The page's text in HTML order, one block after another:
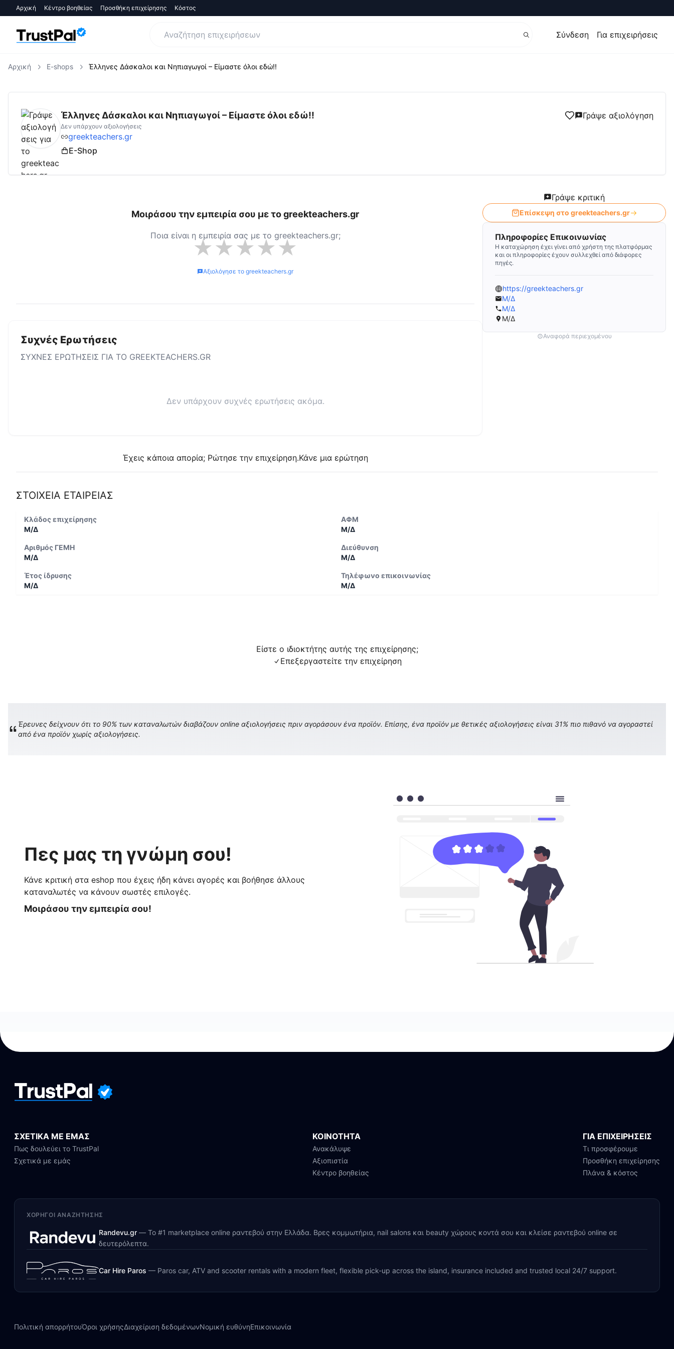
Αρχική Κέντρο βοηθείας Προσθήκη επιχείρησης Κόστος
Σύνδεση Για επιχειρήσεις
Αρχική E-shops Έλληνες Δάσκαλοι και Νηπιαγωγοί – Είμαστε όλοι εδώ!!
greekteachers.grΑξιολογήσεις | Δες Αξιολογήσεις και Κριτικές για
Έλληνες Δάσκαλοι και Νηπιαγωγοί – Είμαστε όλοι εδώ!! Γράψε αξιολόγηση
Δεν υπάρχουν αξιολογήσεις
greekteachers.gr
E-Shop
Μοιράσου την εμπειρία σου με τοgreekteachers.gr
Ποια είναι η εμπειρία σας με το greekteachers.gr;
★★★★★
Αξιολόγησε το greekteachers.gr
Συχνές Ερωτήσεις
ΣΥΧΝΕΣ ΕΡΩΤΗΣΕΙΣ ΓΙΑ ΤΟ GREEKTEACHERS.GR
Δεν υπάρχουν συχνές ερωτήσεις ακόμα.
Έχεις κάποια απορία; Ρώτησε την επιχείρηση.Κάνε μια ερώτηση
Γράψε κριτική
Επίσκεψη στο greekteachers.gr
Πληροφορίες Επικοινωνίας
Η καταχώρηση έχει γίνει από χρήστη της πλατφόρμας
και οι πληροφορίες έχουν συλλεχθεί από διάφορες
πηγές.
https://greekteachers.gr
Μ/Δ
Μ/Δ
Μ/Δ
Αναφορά περιεχομένου
ΣΤΟΙΧΕΙΑ ΕΤΑΙΡΕΙΑΣ
Κλάδος επιχείρησης
Μ/Δ
ΑΦΜ
Μ/Δ
Αριθμός ΓΕΜΗ
Μ/Δ
Διεύθυνση
Μ/Δ
Έτος ίδρυσης
Μ/Δ
Τηλέφωνο επικοινωνίας
Μ/Δ
Είστε ο ιδιοκτήτης αυτής της επιχείρησης;
Επεξεργαστείτε την επιχείρηση
Έρευνες δείχνουν ότι το 90% των καταναλωτών διαβάζουν online αξιολογήσεις πριν αγοράσουν ένα προϊόν. Επίσης, ένα προϊόν με θετικές αξιολογήσεις είναι 31% πιο πιθανό να αγοραστεί
από ένα προϊόν χωρίς αξιολογήσεις.
Πες μας τη γνώμη σου!
Κάνε κριτική στα eshop που έχεις ήδη κάνει αγορές και βοήθησε άλλους
καταναλωτές να κάνουν σωστές επιλογές.
Μοιράσου την εμπειρία σου!
ΣΧΕΤΙΚΑ ΜΕ ΕΜΑΣ
Πως δουλεύει το TrustPal
Σχετικά με εμάς
ΚΟΙΝΟΤΗΤΑ
Ανακάλυψε
Αξιοπιστία
Κέντρο βοηθείας
ΓΙΑ ΕΠΙΧΕΙΡΗΣΕΙΣ
Τι προσφέρουμε
Προσθήκη επιχείρησης
Πλάνα & κόστος
ΧΟΡΗΓΟΊ ΑΝΑΖΉΤΗΣΗΣ
Randevu.gr — Το #1 marketplace online ραντεβού στην Ελλάδα. Βρες κομμωτήρια, nail salons και beauty χώρους κοντά σου και κλείσε ραντεβού online σε
δευτερόλεπτα.
Car Hire Paros — Paros car, ATV and scooter rentals with a modern fleet, flexible pick-up across the island, insurance included and trusted local 24/7 support.
Πολιτική απορρήτουΌροι χρήσηςΔιαχείριση δεδομένωνΝομική ευθύνηΕπικοινωνία